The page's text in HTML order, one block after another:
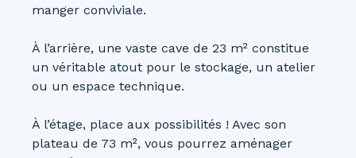
manger conviviale.
À l’arrière, une vaste cave de 23 m² constitue
un véritable atout pour le stockage, un atelier
ou un espace technique.
À l’étage, place aux possibilités ! Avec son
plateau de 73 m², vous pourrez aménager